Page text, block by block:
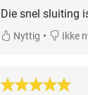
Die snel sluiting
Nyttig • Ikke